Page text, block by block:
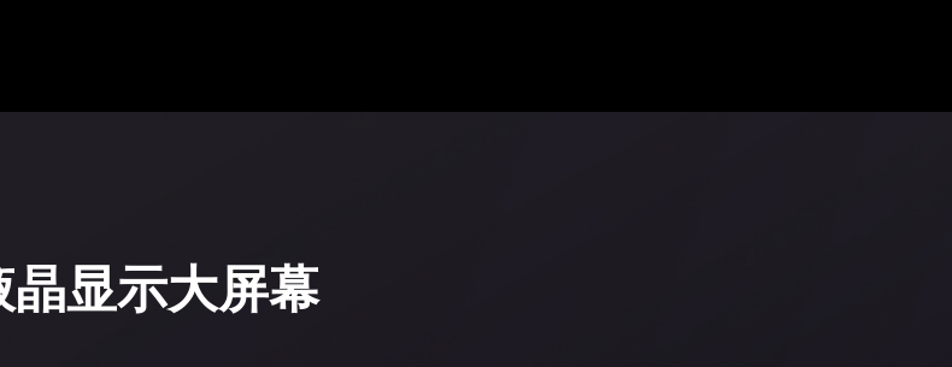
晶显示大屏幕